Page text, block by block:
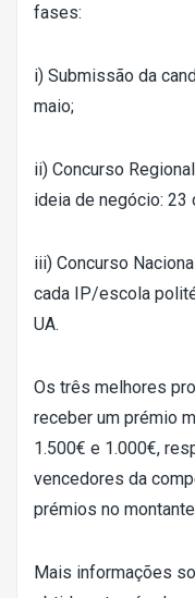
fases:
i) Submissão da
maio;
ii) Concurso
ideia de negócio: 23
iii) Concurso
cada IP/escola
UA.
Os três melhores
receber um prémio
1.500€ e 1.000€,
vencedores da
prémios no
Mais informações